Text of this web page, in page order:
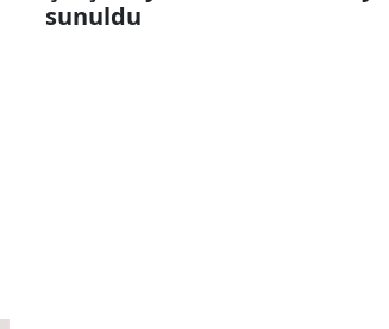
sunuldu